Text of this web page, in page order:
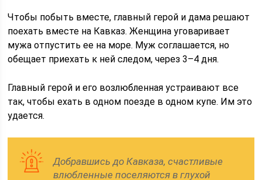
Чтобы побыть вместе, главный герой и дама решают
поехать вместе на Кавказ. Женщина уговаривает
мужа отпустить ее на море. Муж соглашается, но
обещает приехать к ней следом, через 3–4 дня.
Главный герой и его возлюбленная устраивают все
так, чтобы ехать в одном поезде в одном купе. Им это
удается.
Добравшись до Кавказа, счастливые
влюбленные поселяются в глухой